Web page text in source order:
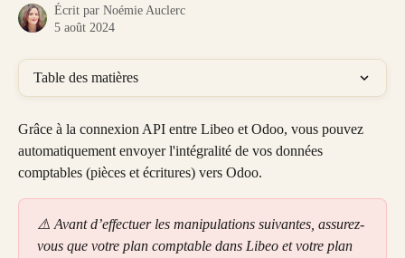
Écrit par Noémie Auclerc
5 août 2024
Table des matières
Grâce à la connexion API entre Libeo et Odoo, vous pouvez
automatiquement envoyer l'intégralité de vos données
comptables (pièces et écritures) vers Odoo.
⚠️ Avant d’effectuer les manipulations suivantes, assurez-
vous que votre plan comptable dans Libeo et votre plan